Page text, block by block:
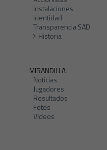
Instalaciones
Identidad
Transparencia SAD
Historia
MIRANDILLA
Noticias
Jugadores
Resultados
Fotos
Vídeos